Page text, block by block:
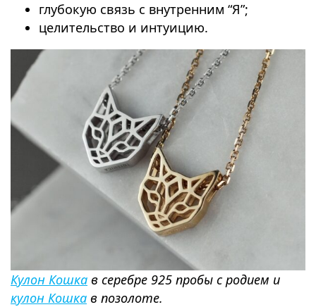
глубокую связь с внутренним “Я”;
целительство и интуицию.
Кулон Кошка в серебре 925 пробы с родием и
кулон Кошка в позолоте.